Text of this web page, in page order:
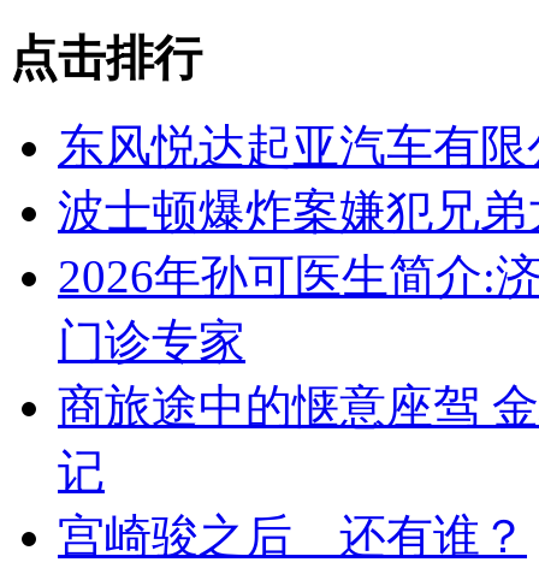
点击排行
东风悦达起亚汽车有
波士顿爆炸案嫌犯兄
2026年孙可医生简介:
门诊专家
商旅途中的惬意座驾
记
宫崎骏之后 还有谁？